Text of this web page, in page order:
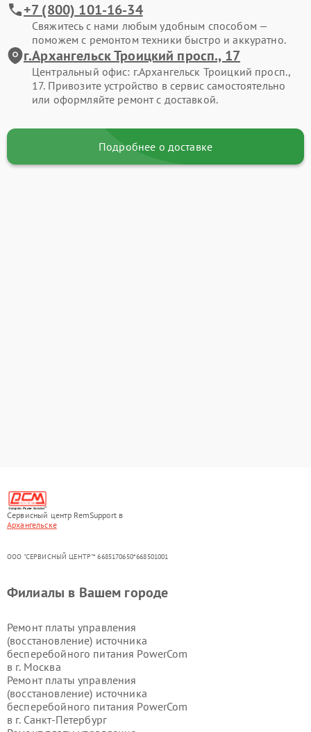
+7 (800) 101-16-34
Свяжитесь с нами любым удобным способом —
поможем с ремонтом техники быстро и аккуратно.
г.Архангельск Троицкий просп., 17
Центральный офис: г.Архангельск Троицкий просп.,
17. Привозите устройство в сервис самостоятельно
или оформляйте ремонт с доставкой.
Подробнее о доставке
Сервисный центр RemSupport в
Архангельске
ООО "СЕРВИСНЫЙ ЦЕНТР"* 6685170650*668501001
Филиалы в Вашем городе
Ремонт платы управления
(восстановление) источника
бесперебойного питания PowerCom
в г. Москва
Ремонт платы управления
(восстановление) источника
бесперебойного питания PowerCom
в г. Санкт-Петербург